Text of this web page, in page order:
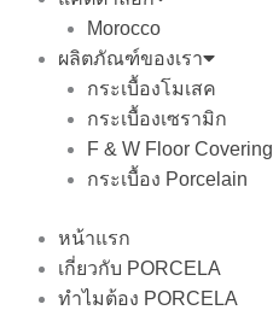
Morocco
ผลิตภัณฑ์ของเรา
กระเบื้องโมเสค
กระเบื้องเซรามิก
F & W Floor Covering
กระเบื้อง Porcelain
หน้าแรก
เกี่ยวกับ PORCELA
ทำไมต้อง PORCELA